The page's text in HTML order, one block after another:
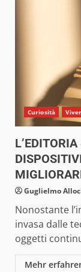
Curiosità
Guglielmo
Nonostante
invasa dalle
oggetti
Mehr